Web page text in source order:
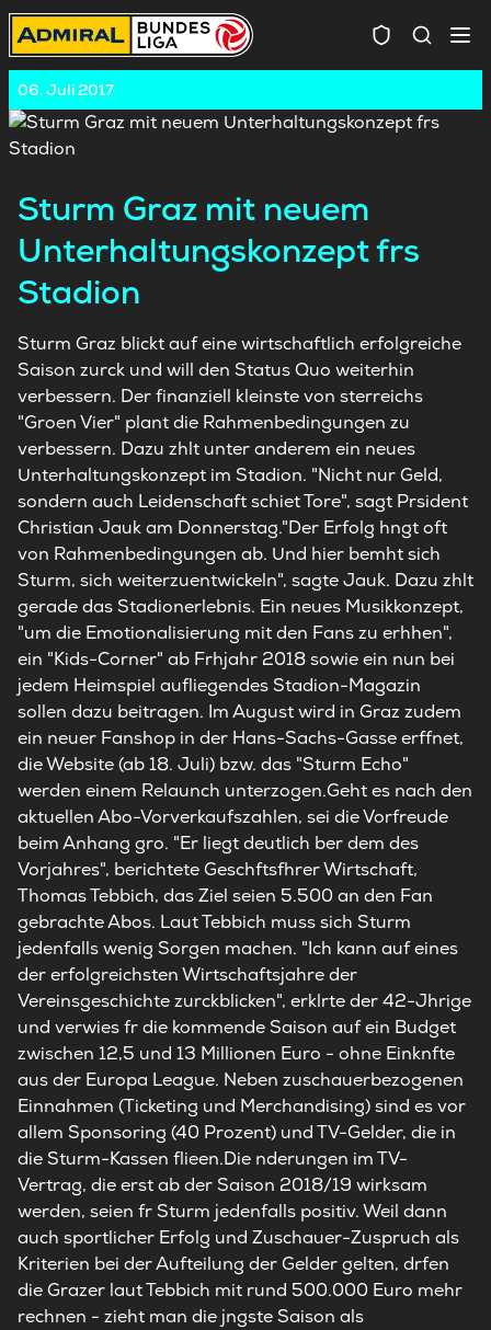
06. Juli 2017
Sturm Graz mit neuem
Unterhaltungskonzept frs
Stadion
Sturm Graz blickt auf eine wirtschaftlich erfolgreiche
Saison zurck und will den Status Quo weiterhin
verbessern. Der finanziell kleinste von sterreichs
"Groen Vier" plant die Rahmenbedingungen zu
verbessern. Dazu zhlt unter anderem ein neues
Unterhaltungskonzept im Stadion. "Nicht nur Geld,
sondern auch Leidenschaft schiet Tore", sagt Prsident
Christian Jauk am Donnerstag."Der Erfolg hngt oft
von Rahmenbedingungen ab. Und hier bemht sich
Sturm, sich weiterzuentwickeln", sagte Jauk. Dazu zhlt
gerade das Stadionerlebnis. Ein neues Musikkonzept,
"um die Emotionalisierung mit den Fans zu erhhen",
ein "Kids-Corner" ab Frhjahr 2018 sowie ein nun bei
jedem Heimspiel aufliegendes Stadion-Magazin
sollen dazu beitragen. Im August wird in Graz zudem
ein neuer Fanshop in der Hans-Sachs-Gasse erffnet,
die Website (ab 18. Juli) bzw. das "Sturm Echo"
werden einem Relaunch unterzogen.Geht es nach den
aktuellen Abo-Vorverkaufszahlen, sei die Vorfreude
beim Anhang gro. "Er liegt deutlich ber dem des
Vorjahres", berichtete Geschftsfhrer Wirtschaft,
Thomas Tebbich, das Ziel seien 5.500 an den Fan
gebrachte Abos. Laut Tebbich muss sich Sturm
jedenfalls wenig Sorgen machen. "Ich kann auf eines
der erfolgreichsten Wirtschaftsjahre der
Vereinsgeschichte zurckblicken", erklrte der 42-Jhrige
und verwies fr die kommende Saison auf ein Budget
zwischen 12,5 und 13 Millionen Euro - ohne Einknfte
aus der Europa League. Neben zuschauerbezogenen
Einnahmen (Ticketing und Merchandising) sind es vor
allem Sponsoring (40 Prozent) und TV-Gelder, die in
die Sturm-Kassen flieen.Die nderungen im TV-
Vertrag, die erst ab der Saison 2018/19 wirksam
werden, seien fr Sturm jedenfalls positiv. Weil dann
auch sportlicher Erfolg und Zuschauer-Zuspruch als
Kriterien bei der Aufteilung der Gelder gelten, drfen
die Grazer laut Tebbich mit rund 500.000 Euro mehr
rechnen - zieht man die jngste Saison als